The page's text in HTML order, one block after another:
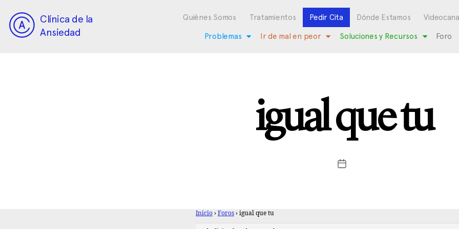
Clínica de la
Ansiedad
Quiénes Somos Tratamientos Pedir Cita Dónde Estamos
Problemas Ir de mal en peor Soluciones y Recursos Foro
igual que tu
Inicio › Foros › igual que tu